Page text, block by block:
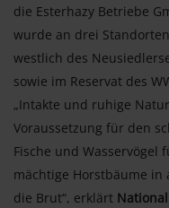
die Esterhazy Betriebe
wurde an drei
westlich des
sowie im Reservat des
„Intakte und ruhige
Voraussetzung für den
Fische und Wasservögel
mächtige Horstbäume
die Brut“, erklärt